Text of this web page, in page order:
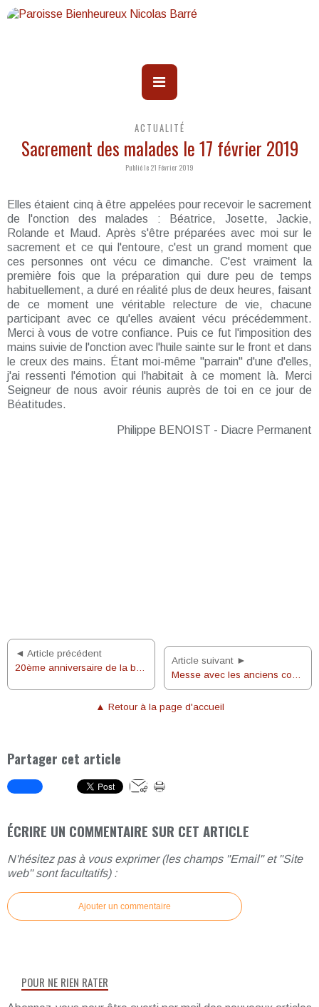
ACTUALITÉ
Sacrement des malades le 17 février 2019
Publié le 21 Février 2019
Elles étaient cinq à être appelées pour recevoir le sacrement
de l'onction des malades : Béatrice, Josette, Jackie,
Rolande et Maud. Après s'être préparées avec moi sur le
sacrement et ce qui l'entoure, c'est un grand moment que
ces personnes ont vécu ce dimanche. C'est vraiment la
première fois que la préparation qui dure peu de temps
habituellement, a duré en réalité plus de deux heures, faisant
de ce moment une véritable relecture de vie, chacune
participant avec ce qu'elles avaient vécu précédemment.
Merci à vous de votre confiance. Puis ce fut l'imposition des
mains suivie de l'onction avec l'huile sainte sur le front et dans
le creux des mains. Étant moi-même ''parrain'' d'une d'elles,
j'ai ressenti l'émotion qui l'habitait à ce moment là. Merci
Seigneur de nous avoir réunis auprès de toi en ce jour de
Béatitudes.
Philippe BENOIST - Diacre Permanent
◄ Article précédent
20ème anniversaire de la béatification de Nicolas Barré
Article suivant ►
Messe avec les anciens combattants, le 24 février 2019
▲ Retour à la page d'accueil
Partager cet article
ÉCRIRE UN COMMENTAIRE SUR CET ARTICLE
N'hésitez pas à vous exprimer (les champs "Email" et "Site
web" sont facultatifs) :
Ajouter un commentaire
POUR NE RIEN RATER